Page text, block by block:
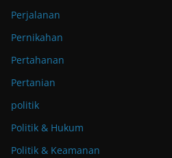
Perjalanan
Pernikahan
Pertahanan
Pertanian
politik
Politik & Hukum
Politik & Keamanan